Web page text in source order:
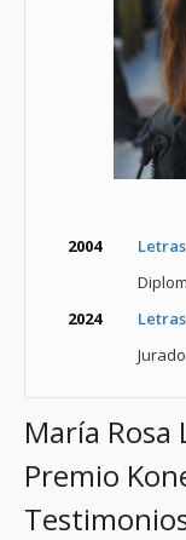
2004
Letras
2024
Letras
Jurado
María Rosa
Premio